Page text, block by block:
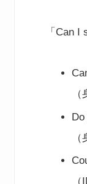
「Can